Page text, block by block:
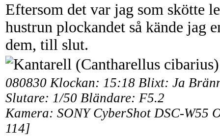
Eftersom det var jag som skötte
hustrun plockandet så kände jag
dem, till slut.
080830 Klockan: 15:18 Blixt: Ja
Slutare: 1/50 Bländare: F5.2
Kamera: SONY CyberShot DSC-W55
114]